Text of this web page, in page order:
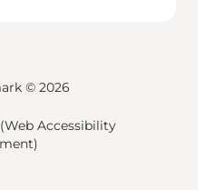
© 2026
Accessibility